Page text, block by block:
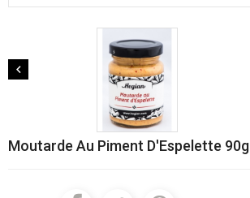

Moutarde Au Piment D'Espelette 90g